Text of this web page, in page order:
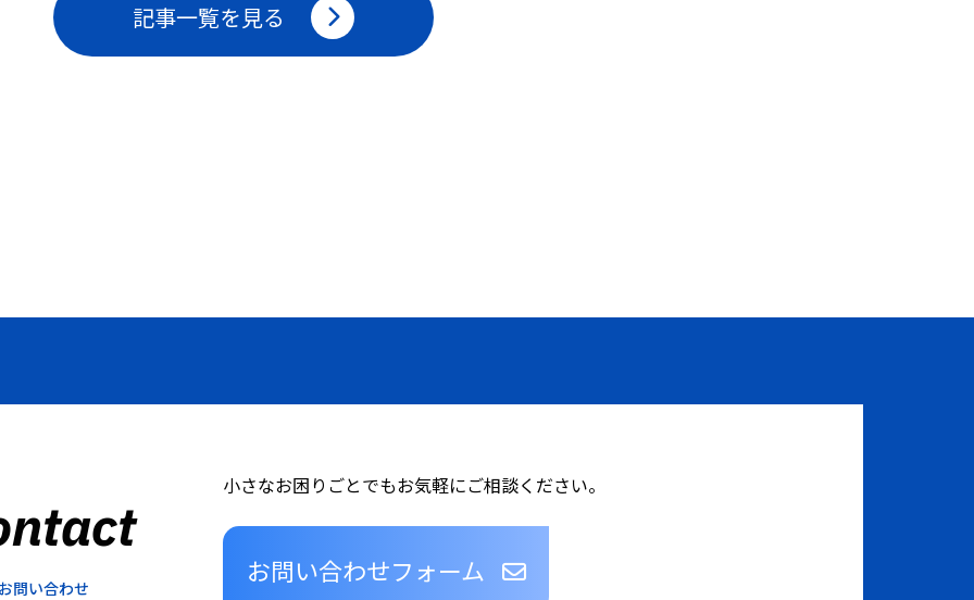
記事一覧を見る
問い合わせ
小さなお困りごとでもお気軽にご相談ください。
お問い合わせフォーム